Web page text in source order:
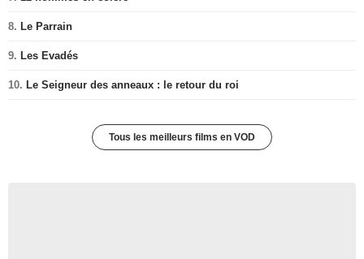
8. Le Parrain
9. Les Evadés
10. Le Seigneur des anneaux : le retour du roi
Tous les meilleurs films en VOD